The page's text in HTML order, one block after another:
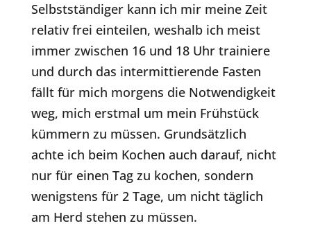
Selbstständiger kann ich mir meine Zeit
relativ frei einteilen, weshalb ich meist
immer zwischen 16 und 18 Uhr trainiere
und durch das intermittierende Fasten
fällt für mich morgens die Notwendigkeit
weg, mich erstmal um mein Frühstück
kümmern zu müssen. Grundsätzlich
achte ich beim Kochen auch darauf, nicht
nur für einen Tag zu kochen, sondern
wenigstens für 2 Tage, um nicht täglich
am Herd stehen zu müssen.